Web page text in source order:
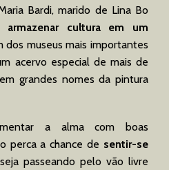
Bardi, marido de Lina Bo
armazenar cultura em um
dos museus mais importantes
acervo especial de mais de
grandes nomes da pintura
a alma com boas
perca a chance de sentir-se
passeando pelo vão livre